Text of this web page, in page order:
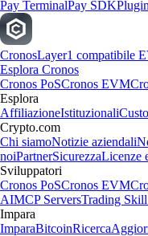
Pay TerminalPay SDK
CronosLayer1 compatibile
Esplora Cronos
Cronos PoSCronos EVM
Esplora
AffiliazioneIstituzionali
Crypto.com
Chi siamoNotizie aziendali
noiPartnerSicurezzaLicenze
Sviluppatori
Cronos PoSCronos EVM
AIMCP ServersTrading
Impara
ImparaBitcoinRicerca